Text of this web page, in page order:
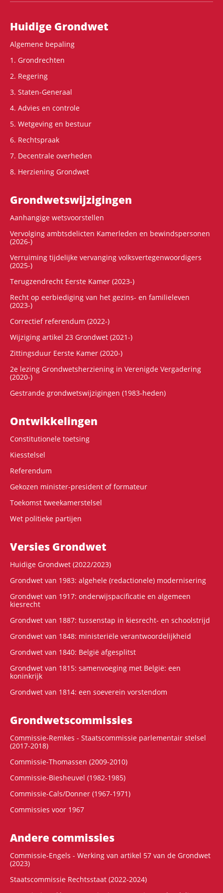
Hoofdnavigatie
Huidige Grondwet
Algemene bepaling
1. Grondrechten
2. Regering
3. Staten-Generaal
4. Advies en controle
5. Wetgeving en bestuur
6. Rechtspraak
7. Decentrale overheden
8. Herziening Grondwet
Grondwets­wijzigingen
Aanhangige wetsvoorstellen
Vervolging ambtsdelicten Kamerleden en bewindspersonen
(2026-)
Verruiming tijdelijke vervanging volksvertegenwoordigers
(2025-)
Terugzendrecht Eerste Kamer (2023-)
Recht op eerbiediging van het gezins- en familieleven
(2023-)
Correctief referendum (2022-)
Wijziging artikel 23 Grondwet (2021-)
Zittingsduur Eerste Kamer (2020-)
2e lezing Grondwetsherziening in Verenigde Vergadering
(2020-)
Gestrande grondwetswijzigingen (1983-heden)
Ontwikke­lingen
Constitutionele toetsing
Kiesstelsel
Referendum
Gekozen minister-president of formateur
Toekomst tweekamerstelsel
Wet politieke partijen
Versies Grondwet
Huidige Grondwet (2022/2023)
Grondwet van 1983: algehele (redactionele) modernisering
Grondwet van 1917: onderwijspacificatie en algemeen
kiesrecht
Grondwet van 1887: tussenstap in kiesrecht- en schoolstrijd
Grondwet van 1848: ministeriële verantwoordelijkheid
Grondwet van 1840: België afgesplitst
Grondwet van 1815: samenvoeging met België: een
koninkrijk
Grondwet van 1814: een soeverein vorstendom
Grondwets­commissies
Commissie-Remkes - Staatscommissie parlementair stelsel
(2017-2018)
Commissie-Thomassen (2009-2010)
Commissie-Biesheuvel (1982-1985)
Commissie-Cals/Donner (1967-1971)
Commissies voor 1967
Andere commissies
Commissie-Engels - Werking van artikel 57 van de Grondwet
(2023)
Staatscommissie Rechtsstaat (2022-2024)